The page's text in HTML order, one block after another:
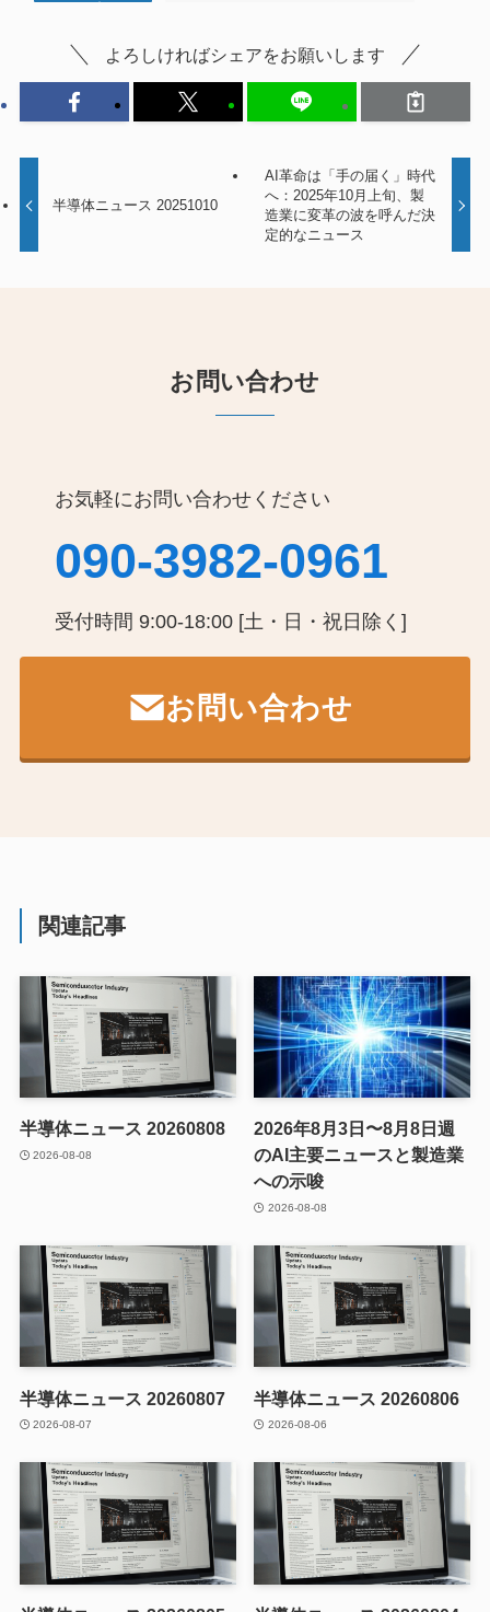
よろしければシェアをお願いします
半導体ニュース 20251010
AI革命は「手の届く」時代
へ：2025年10月上旬、製
造業に変革の波を呼んだ決
定的なニュース
お問い合わせ
お気軽にお問い合わせください
090-3982-0961
受付時間 9:00-18:00 [土・日・祝日除く]
お問い合わせ
関連記事
半導体ニュース 20260808
2026-08-08
2026年8月3日〜8月8日週
のAI主要ニュースと製造業
への示唆
2026-08-08
半導体ニュース 20260807
2026-08-07
半導体ニュース 20260806
2026-08-06